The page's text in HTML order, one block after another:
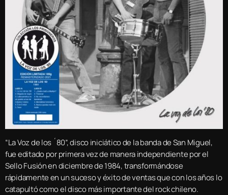
“La Voz de los ´80”, disco iniciático de la banda de San Miguel,
fue editado por primera vez de manera independiente por el
Sello Fusión en diciembre de 1984, transformándose
rápidamente en un suceso y éxito de ventas que con los años lo
catapultó como el disco más importante del rock chileno.